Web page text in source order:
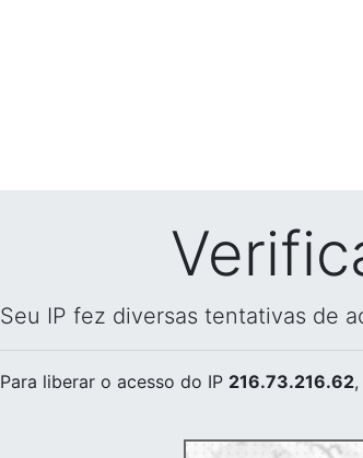
Seu IP fez diversas tentativas de
Para liberar o acesso do IP 216.73.216.62